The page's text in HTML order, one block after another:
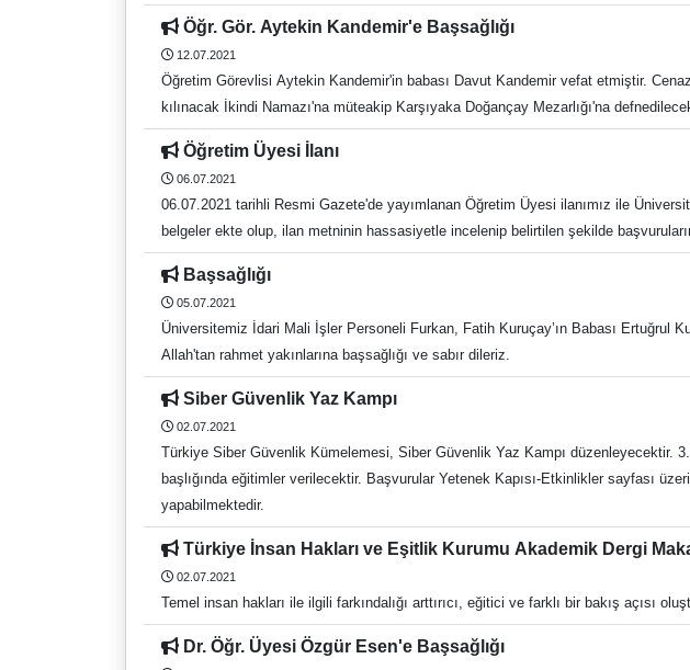
https://docs.google.com/forms/d/
Öğr. Gör. Aytekin Kandemir'e Başsağlığı
12.07.2021
Öğretim Görevlisi Aytekin Kandemir'in babası Davut Kandemir vefat etmiştir.
kılınacak İkindi Namazı'na müteakip Karşıyaka Doğançay Mezarlığı'na
Öğretim Üyesi İlanı
06.07.2021
06.07.2021 tarihli Resmi Gazete'de yayımlanan Öğretim Üyesi ilanımız ile
belgeler ekte olup, ilan metninin hassasiyetle incelenip belirtilen şekilde
Başsağlığı
05.07.2021
Üniversitemiz İdari Mali İşler Personeli Furkan, Fatih Kuruçay’ın Babası Ertuğrul
Allah'tan rahmet yakınlarına başsağlığı ve sabır dileriz.
Siber Güvenlik Yaz Kampı
02.07.2021
Türkiye Siber Güvenlik Kümelemesi, Siber Güvenlik Yaz Kampı düzenleyecektir.
başlığında eğitimler verilecektir. Başvurular Yetenek Kapısı-Etkinlikler sayfası
yapabilmektedir.
Türkiye İnsan Hakları ve Eşitlik Kurumu Akademik Dergi
02.07.2021
Temel insan hakları ile ilgili farkındalığı arttırıcı, eğitici ve farklı bir bakış açısı
Dr. Öğr. Üyesi Özgür Esen'e Başsağlığı